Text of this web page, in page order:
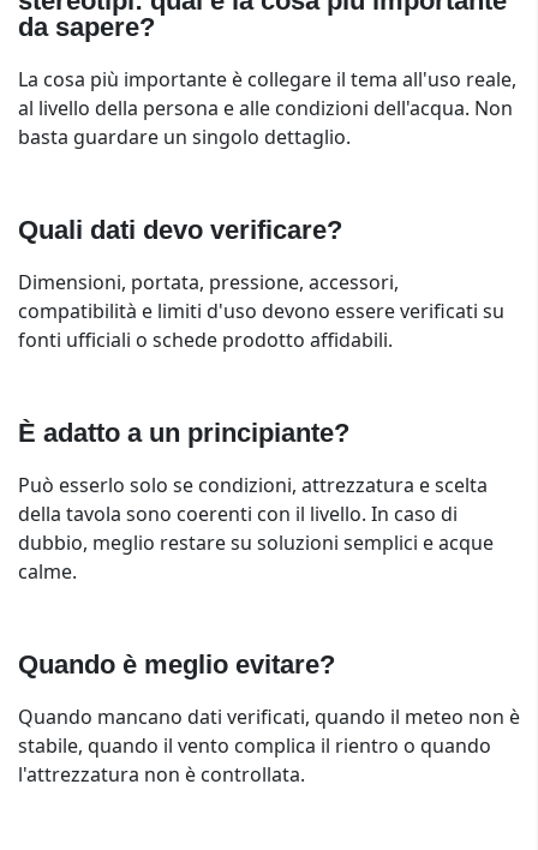
da sapere?
La cosa più importante è collegare il tema all'uso reale,
al livello della persona e alle condizioni dell'acqua. Non
basta guardare un singolo dettaglio.
Quali dati devo verificare?
Dimensioni, portata, pressione, accessori,
compatibilità e limiti d'uso devono essere verificati su
fonti ufficiali o schede prodotto affidabili.
È adatto a un principiante?
Può esserlo solo se condizioni, attrezzatura e scelta
della tavola sono coerenti con il livello. In caso di
dubbio, meglio restare su soluzioni semplici e acque
calme.
Quando è meglio evitare?
Quando mancano dati verificati, quando il meteo non è
stabile, quando il vento complica il rientro o quando
l'attrezzatura non è controllata.